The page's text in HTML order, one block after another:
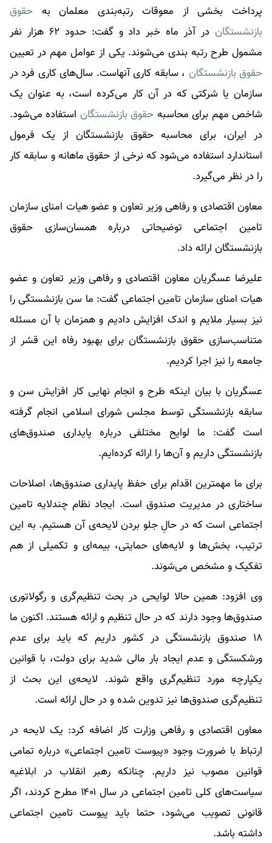
پرداخت بخشی از معوقات رتبه‌بندی معلمان به حقوق
بازنشستگان
در آذر ماه خبر داد و گفت: حدود ۶۲ هزار نفر
مشمول طرح رتبه بندی می‌شوند. یکی از عوامل مهم در تعیین
حقوق بازنشستگان ، سابقه کاری آنهاست. سال‌های کاری فرد در
سازمان یا شرکتی که در آن کار می‌کرده است، به عنوان یک
شاخص مهم برای محاسبه حقوق بازنشستگان استفاده می‌شود.
در ایران، برای محاسبه حقوق بازنشستگان از یک فرمول
استاندارد استفاده می‌شود که نرخی از حقوق ماهانه و سابقه کار
را در نظر می‌گیرد.
معاون اقتصادی و رفاهی وزیر تعاون و عضو هیات امنای سازمان
تامین اجتماعی توضیحاتی درباره همسان‌سازی حقوق
بازنشستگان ارائه داد.
علیرضا عسگریان معاون اقتصادی و رفاهی وزیر تعاون و عضو
هیات امنای سازمان تامین اجتماعی گفت: ما سن بازنشستگی را
نیز بسیار ملایم و اندک افزایش دادیم و همزمان با آن مسئله
متناسب‌سازی حقوق بازنشستگان برای بهبود رفاه این قشر از
جامعه را نیز اجرا کردیم.
عسگریان با بیان اینکه طرح و انجام نهایی کار افزایش سن و
سابقه بازنشستگی توسط مجلس شورای اسلامی انجام گرفته
است گفت: ما لوایح مختلفی درباره پایداری صندوق‌های
بازنشستگی داریم و آن‌ها را ارائه کرده‌ایم.
برای ما مهمترین اقدام برای حفظ پایداری صندوق‌ها، اصلاحات
ساختاری در مدیریت صندوق است. ایجاد نظام چندلایه تامین
اجتماعی است که در حالِ جلو بردن لایحه‌ی آن هستیم. به این
ترتیب، بخش‌ها و لایه‌های حمایتی، بیمه‌ای و تکمیلی از هم
تفکیک و مشخص می‌شوند.
وی افزود: همین حالا لوایحی در بحث تنظیم‌گری و رگولاتوری
صندوق‌ها وجود دارند که در حال تنظیم و ارائه هستند. اکنون ما
۱۸ صندوق بازنشستگی در کشور داریم که باید برای عدم
ورشکستگی و عدم ایجاد بار مالی شدید برای دولت، با قوانین
یکپارچه مورد تنظیم‌گری واقع شوند. لایحه‌ی این بحث از
تنظیم‌گری صندوق‌ها نیز تدوین شده و در حال ارائه است.
معاون اقتصادی و رفاهی وزارت کار اضافه کرد: یک لایحه در
ارتباط با ضرورت وجود «پیوست تامین اجتماعی» درباره تمامی
قوانین مصوب نیز داریم. چنانکه رهبر انقلاب در ابلاغیه
سیاست‌های کلی تامین اجتماعی در سال ۱۴۰۱ مطرح کردند، اگر
قانونی تصویب می‌شود، حتما باید پیوست تامین اجتماعی
داشته باشد.